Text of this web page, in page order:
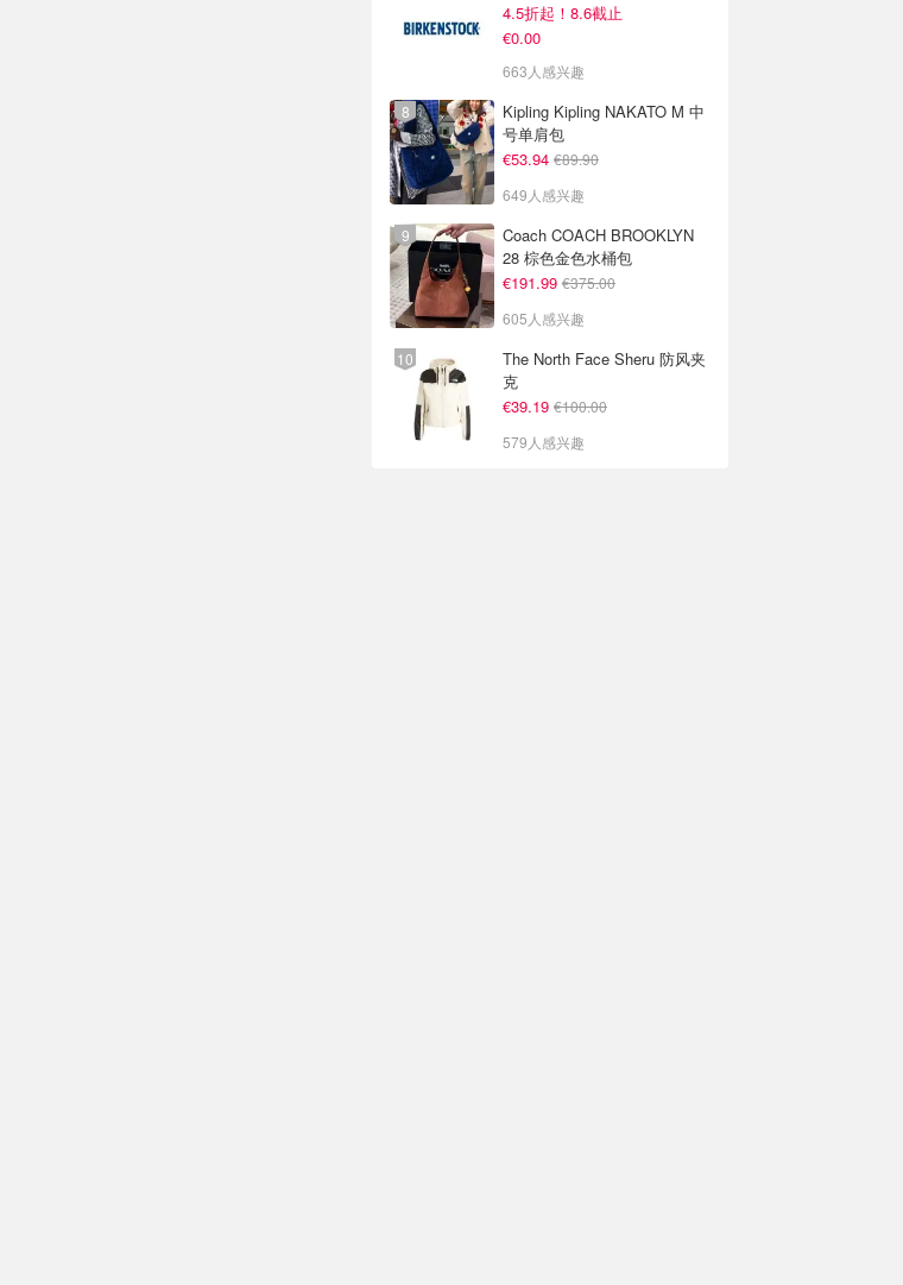
4.5折起！8.6截止
€0.00
663人感兴趣
Kipling Kipling NAKATO M 中
号单肩包
€53.94 €89.90
649人感兴趣
Coach COACH BROOKLYN
28 棕色金色水桶包
€191.99 €375.00
605人感兴趣
The North Face Sheru 防风夹
克
€39.19 €100.00
579人感兴趣